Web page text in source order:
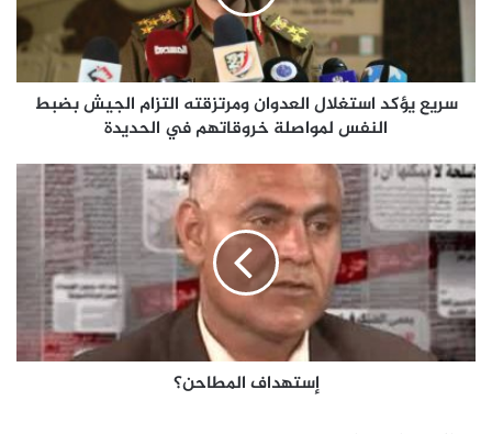
سريع يؤكد استغلال العدوان ومرتزقته التزام الجيش بضبط
النفس لمواصلة خروقاتهم في الحديدة
إستهداف المطاحن؟